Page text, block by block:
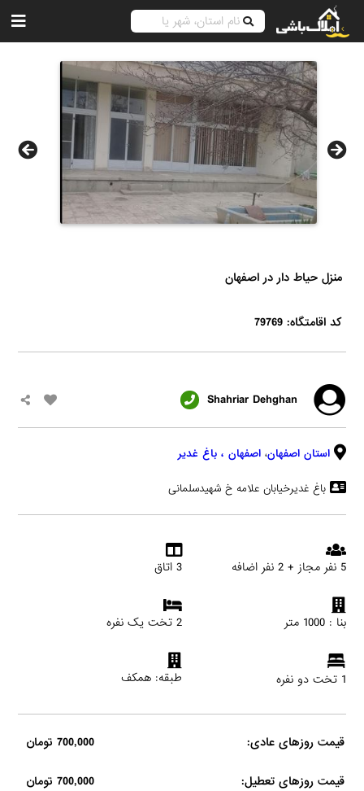
منزل حیاط دار در اصفهان
کد اقامتگاه: 79769
استان اصفهان، اصفهان ، باغ غدیر
باغ غدیرخیابان علامه خ شهیدسلمانی
5 نفر مجاز + 2 نفر اضافه 3 اتاق
بنا : 1000 متر 2 تخت یک نفره
1 تخت دو نفره طبقه: همکف
قیمت روزهای عادی: 700,000 تومان
قیمت روزهای تعطیل: 700,000 تومان